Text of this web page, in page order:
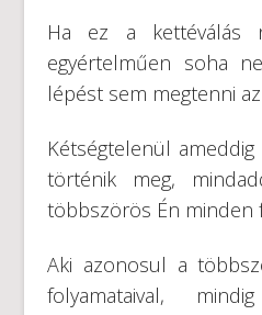
Ha ez a kettéválás
egyértelműen soha
lépést sem megtenni
Kétségtelenül
történik meg,
többszörös Én minden
Aki azonosul a
folyamataival,